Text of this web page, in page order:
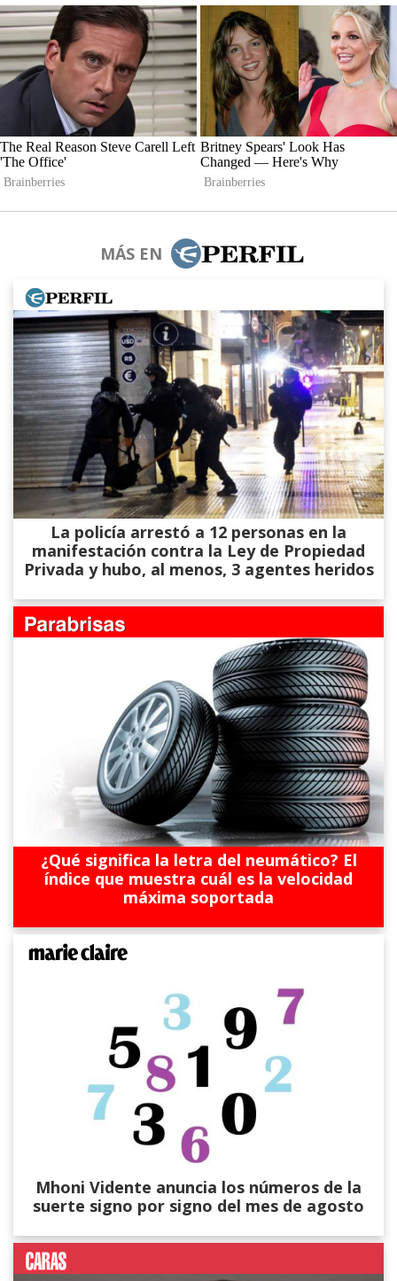
MÁS EN
La policía arrestó a 12 personas en la
manifestación contra la Ley de Propiedad
Privada y hubo, al menos, 3 agentes heridos
¿Qué significa la letra del neumático? El
índice que muestra cuál es la velocidad
máxima soportada
Mhoni Vidente anuncia los números de la
suerte signo por signo del mes de agosto